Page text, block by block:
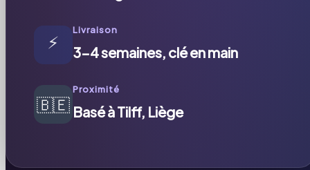
⚡
Livraison
3-4 semaines, clé en main
🇧🇪
Proximité
Basé à Tilff, Liège